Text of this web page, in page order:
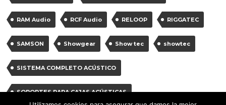
RAM Audio RCF Audio RELOOP RIGGATEC
SAMSON Showgear Show tec showtec
SISTEMA COMPLETO ACÚSTICO
SOPORTES PARA CAJAS ACÚSTICAS